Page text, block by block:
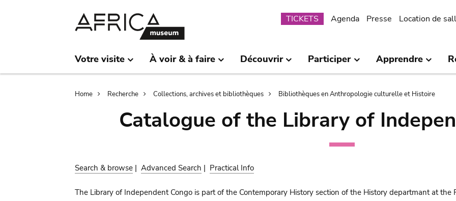
Submenu
TICKETS Agenda Presse Location de
Votre visite À voir & à faire Découvrir Participer Apprendre
Breadcrumb
Home Recherche Collections, archives et bibliothèques Bibliothèques en Anthropologie culturelle et Histoire
Catalogue of the Library of
Search & browse | Advanced Search | Practical Info
The Library of Independent Congo is part of the Contemporary History section of the History departmant at the